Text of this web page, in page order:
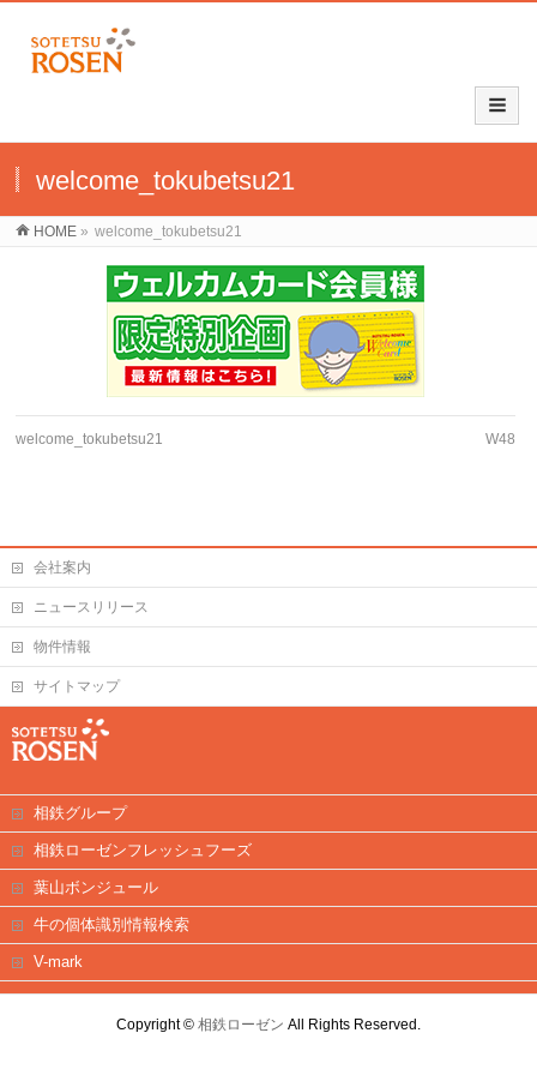
welcome_tokubetsu21
HOME » welcome_tokubetsu21
welcome_tokubetsu21 W48
会社案内
ニュースリリース
物件情報
サイトマップ
相鉄グループ
相鉄ローゼンフレッシュフーズ
葉山ボンジュール
牛の個体識別情報検索
V-mark
Copyright © 相鉄ローゼン All Rights Reserved.